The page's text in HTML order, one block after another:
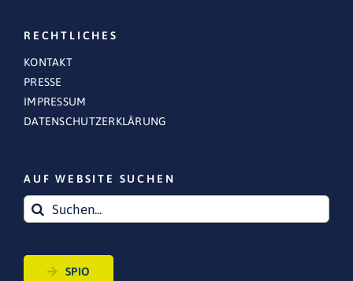
RECHTLICHES
KONTAKT
PRESSE
IMPRESSUM
DATENSCHUTZERKLÄRUNG
AUF WEBSITE SUCHEN
Suche
nach:
SPIO